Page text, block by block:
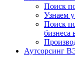
Поиск
Узнаем
Поиск
бизнеса
Аутсорсинг